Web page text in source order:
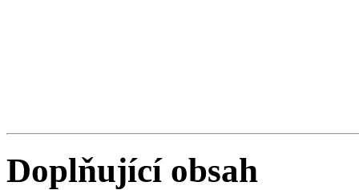
Doplňující obsah